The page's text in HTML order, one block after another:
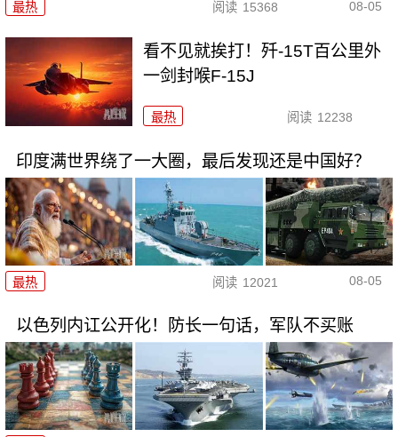
最热 阅读 15368 08-05
看不见就挨打！歼-15T百公里外
一剑封喉F-15J
最热 阅读 12238
印度满世界绕了一大圈，最后发现还是中国好？
最热 阅读 12021 08-05
以色列内讧公开化！防长一句话，军队不买账